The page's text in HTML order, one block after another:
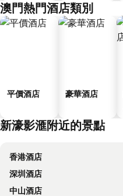
澳門熱門酒店類別
平價酒店 豪華酒店
新濠影滙附近的景點
香港酒店
深圳酒店
中山酒店